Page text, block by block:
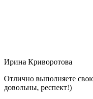
Ирина Криворотова
Отлично выполняете
довольны, респект!)